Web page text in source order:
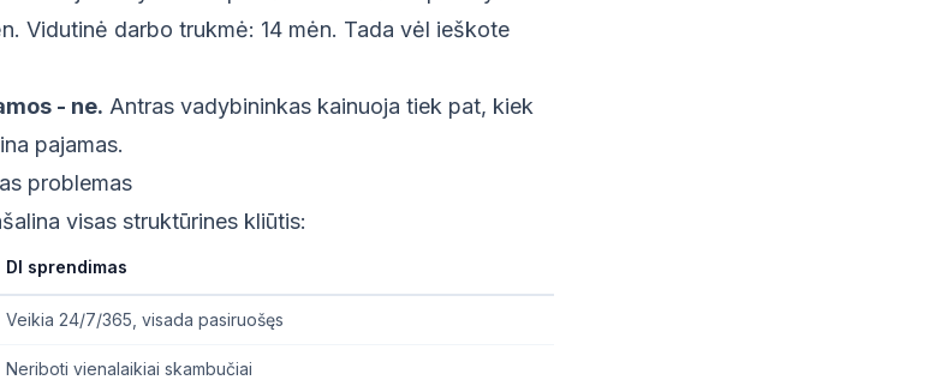
Vidutinė darbo trukmė: 14 mėn. Tada vėl ieškote
- ne. Antras vadybininkas kainuoja tiek pat, kiek
pajamas.
problemas
visas struktūrines kliūtis:
DI sprendimas
Veikia 24/7/365, visada pasiruošęs
Neriboti vienalaikiai skambučiai